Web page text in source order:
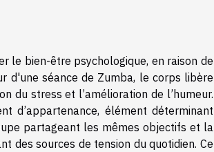
le bien-être psychologique, en raison de
d'une séance de Zumba, le corps libère
du stress et l’amélioration de l’humeur.
d’appartenance, élément déterminant
partageant les mêmes objectifs et la
des sources de tension du quotidien. Ce